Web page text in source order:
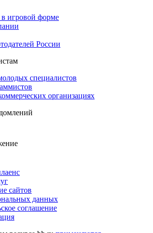
игровой форме
России
специалистов
организациях
сайтов
данных
соглашение